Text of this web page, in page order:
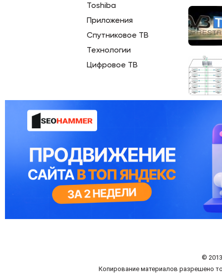
Toshiba
Приложения
Спутниковое ТВ
Технологии
Цифровое ТВ
©
Копирование материалов разрешено